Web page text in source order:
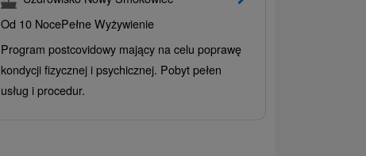
Od 10 NocePełne Wyżywienie
Program postcovidowy mający na celu poprawę
kondycji fizycznej i psychicznej. Pobyt pełen
usług i procedur.